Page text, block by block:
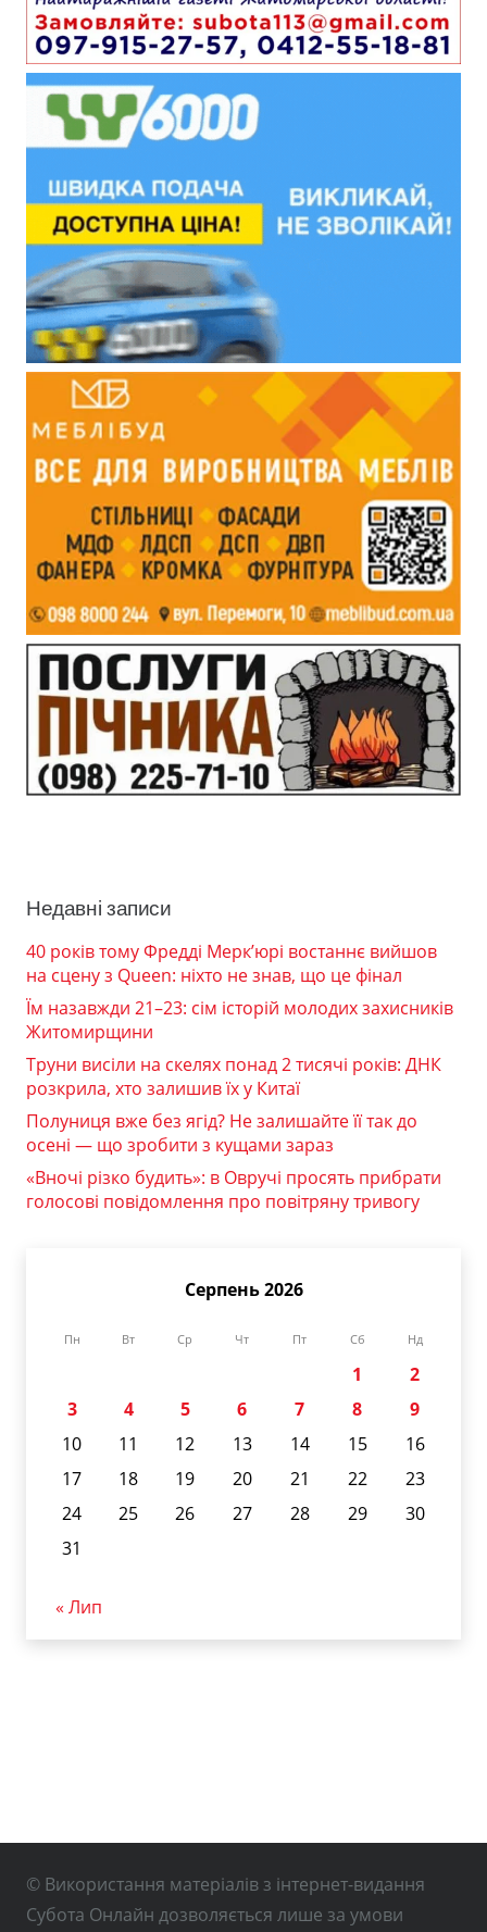
Недавні записи
40 років тому Фредді Мерк’юрі востаннє вийшов
на сцену з Queen: ніхто не знав, що це фінал
Їм назавжди 21–23: сім історій молодих захисників
Житомирщини
Труни висіли на скелях понад 2 тисячі років: ДНК
розкрила, хто залишив їх у Китаї
Полуниця вже без ягід? Не залишайте її так до
осені — що зробити з кущами зараз
«Вночі різко будить»: в Овручі просять прибрати
голосові повідомлення про повітряну тривогу
Серпень 2026
Пн Вт Ср Чт Пт Сб Нд
1
2
3
4 5 6 7 8
9
10
11 12 13 14 15
16
17
18 19 20 21 22
23
24
25 26 27 28 29
30
31
« Лип
© Використання матеріалів з інтернет-видання
Субота Онлайн дозволяється лише за умови